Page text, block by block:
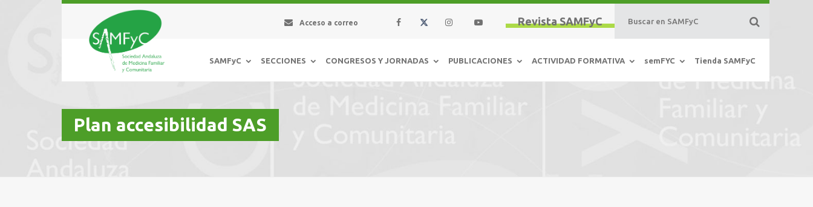
Revista SAMFyC
Acceso a correo
SAMFyC SECCIONES CONGRESOS Y JORNADAS PUBLICACIONES ACTIVIDAD FORMATIVA semFYC Tienda SAMFyC
Plan accesibilidad SAS